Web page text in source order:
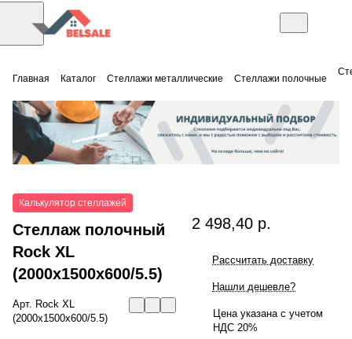
Главная Каталог Стеллажи металлические Стеллажи полочные
Калькулятор стеллажей
Стеллаж полочный
Rock XL
(2000x1500x600/5.5)
Арт. Rock XL
(2000x1500x600/5.5)
2 498,40 р.
Рассчитать доставку
Нашли дешевле?
Цена указана с учетом
НДС 20%